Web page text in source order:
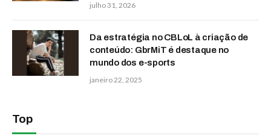
julho 31, 2026
Da estratégia no CBLoL à criação de
conteúdo: GbrMiT é destaque no
mundo dos e-sports
janeiro 22, 2025
Top